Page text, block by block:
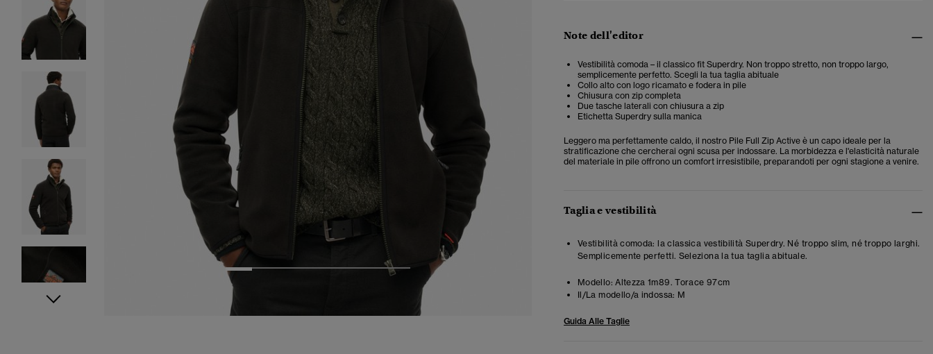
7
Note dell'editor
Vestibilità comoda – il classico fit Superdry. Non troppo stretto, non troppo largo,
semplicemente perfetto. Scegli la tua taglia abituale
Collo alto con logo ricamato e fodera in pile
Chiusura con zip completa
Due tasche laterali con chiusura a zip
Etichetta Superdry sulla manica
Leggero ma perfettamente caldo, il nostro Pile Full Zip Active è un capo ideale per la
stratificazione che cercherai ogni scusa per indossare. La morbidezza e l'elasticità naturale
del materiale in pile offrono un comfort irresistibile, preparandoti per ogni stagione a venire.
Taglia e vestibilità
Vestibilità comoda: la classica vestibilità Superdry. Né troppo slim, né troppo larghi.
Semplicemente perfetti. Seleziona la tua taglia abituale.
Modello: Altezza 1m89. Torace 97cm
Il/La modello/a indossa: M
Guida Alle Taglie